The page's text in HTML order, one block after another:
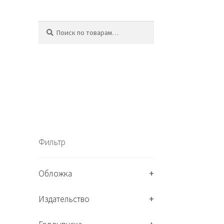
Фильтр
Обложка +
Издательство +